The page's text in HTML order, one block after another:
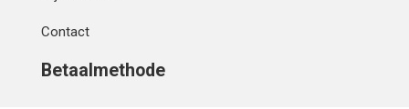
Contact
Betaalmethode